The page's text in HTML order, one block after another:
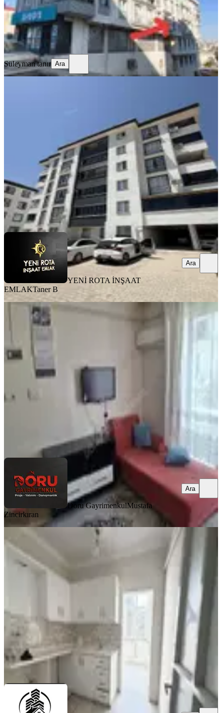
11.000 ₺
Süleyman tanır
Ara
Süleyman tanır Ara
Dulkadiroğlu, Bayazıtlı Mahallesi
·100 m²·3. Kat 03.08.2026
17.500 ₺
YENİ ROTA İNŞAAT EMLAK Taner B
Ara
YENİ ROTA İNŞAAT
EMLAKTaner B
Ara
EŞYALI
Doru Gayrimenkulden Çarşı
Merkezde 1+1 Eşyalı Daire
Dulkadiroğlu, Egemenlik Mahallesi
55 m²
Mustafa Zincirkıran
Doru GayrimenkulMustafa
Zincirkıran
Ara
Çetin Gayrimenkul'den Çarsı Valilik
Arkası Kiralık 2+1 Ofis & Ev
Dulkadiroğlu, İsa Divanlı Mahallesi
01.08.2026
13.500 ₺
ÇETİN GAYRİMENKUL Özkan Çetin
Ara